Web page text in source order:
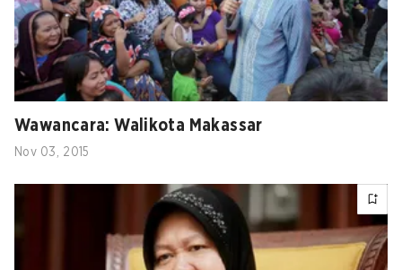
Wawancara: Walikota Makassar
Nov 03, 2015